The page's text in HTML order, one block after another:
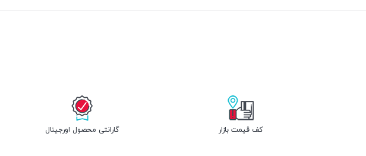
کف قیمت بازار گارانتی محصول اورجینال